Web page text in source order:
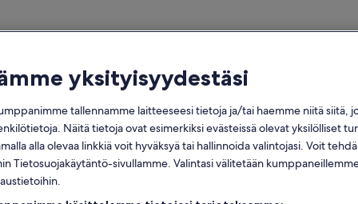
Azorit: Perheloma-asunnot
löysimme näitä 1 718 − anna
Päivämäärät
yksityisyydestäsi
tallennamme laitteeseesi tietoja ja/tai haemme niitä siitä,
Näitä tietoja ovat esimerkiksi evästeissä olevat yksilölliset
alla olevaa linkkiä voit hyväksyä tai hallinnoida valintojasi. Voit
Tietosuojakäytäntö-sivullamme. Valintasi välitetään